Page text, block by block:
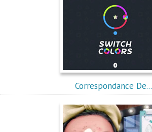
Correspondance De...